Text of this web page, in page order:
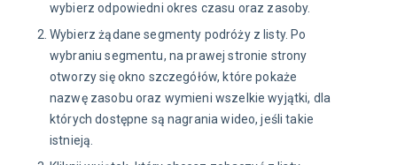
wybierz odpowiedni okres czasu oraz zasoby.
Wybierz żądane segmenty podróży z listy. Po
wybraniu segmentu, na prawej stronie strony
otworzy się okno szczegółów, które pokaże
nazwę zasobu oraz wymieni wszelkie wyjątki, dla
których dostępne są nagrania wideo, jeśli takie
istnieją.